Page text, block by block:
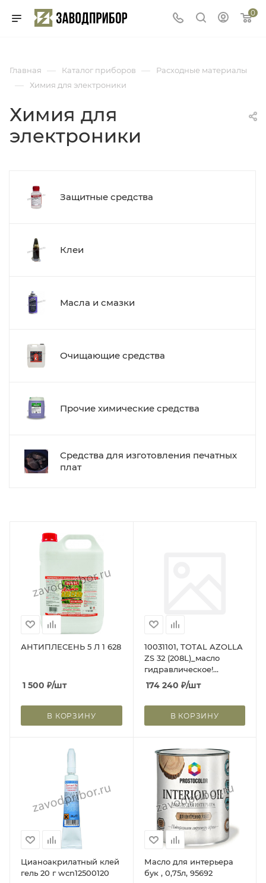
0
Главная — Каталог приборов — Расходные материалы
— Химия для электроники
Химия для
электроники
Защитные средства
Клеи
Масла и смазки
Очищающие средства
Прочие химические средства
Средства для изготовления печатных
плат
АНТИПЛЕСЕНЬ 5 Л 1 628
1 500 ₽/шт
В КОРЗИНУ
10031101, TOTAL AZOLLA
ZS 32 (208L)_масло
гидравлическое!
индустриальное\ISO
6743/4 HM, AFNOR NF E
174 240 ₽/шт
В КОРЗИНУ
Цианоакрилатный клей
гель 20 г wcn12500120
Масло для интерьера
бук , 0,75л, 95692